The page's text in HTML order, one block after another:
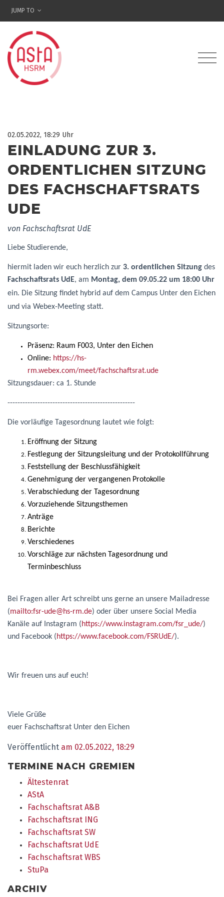
JUMP TO
02.05.2022, 18:29 Uhr
EINLADUNG ZUR 3.
ORDENTLICHEN SITZUNG
DES FACHSCHAFTSRATS
UDE
von Fachschaftsrat UdE
Liebe Studierende,
hiermit laden wir euch herzlich zur 3. ordentlichen Sitzung des
Fachschaftsrats UdE, am Montag, dem 09.05.22 um 18:00 Uhr
ein. Die Sitzung findet hybrid auf dem Campus Unter den Eichen
und via Webex-Meeting statt.
Sitzungsorte:
Präsenz: Raum F003, Unter den Eichen
Online: https://hs-
rm.webex.com/meet/fachschaftsrat.ude
Sitzungsdauer: ca 1. Stunde
---------------------------------------------------
Die vorläufige Tagesordnung lautet wie folgt:
Eröffnung der Sitzung
Festlegung der Sitzungsleitung und der Protokollführung
Feststellung der Beschlussfähigkeit
Genehmigung der vergangenen Protokolle
Verabschiedung der Tagesordnung
Vorzuziehende Sitzungsthemen
Anträge
Berichte
Verschiedenes
Vorschläge zur nächsten Tagesordnung und
Terminbeschluss
Bei Fragen aller Art schreibt uns gerne an unsere Mailadresse
(mailto:fsr-ude@hs-rm.de) oder über unsere Social Media
Kanäle auf Instagram (https://www.instagram.com/fsr_ude/)
und Facebook (https://www.facebook.com/FSRUdE/).
Wir freuen uns auf euch!
Viele Grüße
euer Fachschaftsrat Unter den Eichen
Veröffentlicht am 02.05.2022, 18:29
TERMINE NACH GREMIEN
Ältestenrat
AStA
Fachschaftsrat A&B
Fachschaftsrat ING
Fachschaftsrat SW
Fachschaftsrat UdE
Fachschaftsrat WBS
StuPa
ARCHIV